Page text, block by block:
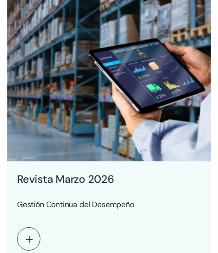
Revista Marzo 2026
Gestión Continua del Desempeño